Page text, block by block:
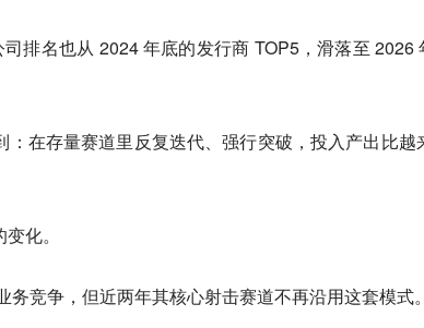
排名也从 2024 年底的发行商 TOP5，滑落至 2026
在存量赛道里反复迭代、强行突破，投入产出比越
化。
竞争，但近两年其核心射击赛道不再沿用这套模式。